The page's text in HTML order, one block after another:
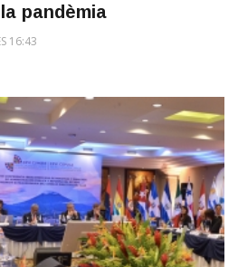
pandèmia
16:43